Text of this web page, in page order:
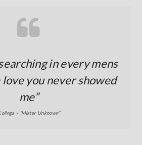
in every mens
you never showed
me”
– “Mister Unknown”